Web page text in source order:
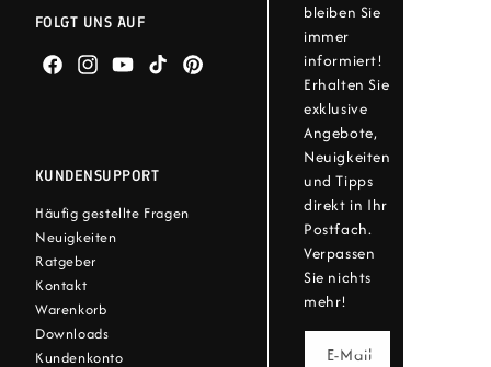
FOLGT UNS AUF
FacebookInstagramYouTubeTikTok Pinterest
KUNDENSUPPORT
Häufig gestellte Fragen
Neuigkeiten
Ratgeber
Kontakt
Warenkorb
Downloads
Kundenkonto
bleiben Sie
immer
informiert!
Erhalten Sie
exklusive
Angebote,
Neuigkeiten
und Tipps
direkt in Ihr
Postfach.
Verpassen
Sie nichts
mehr!
E-Mail